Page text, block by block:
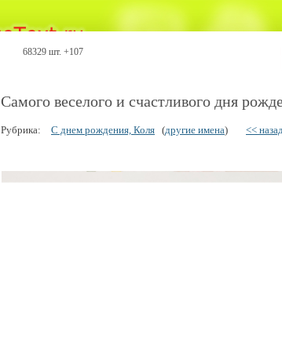
68329 шт. +107
Самого веселого и счастливого дня
Рубрика: С днем рождения, Коля (другие имена) <<